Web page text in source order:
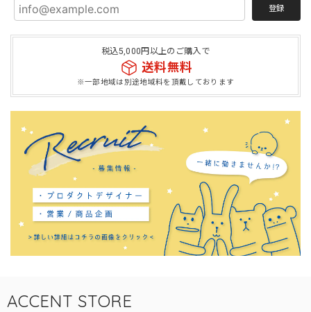
登録
税込5,000円以上のご購入で
送料無料
※一部地域は別途地域料を頂戴しております
ACCENT STORE